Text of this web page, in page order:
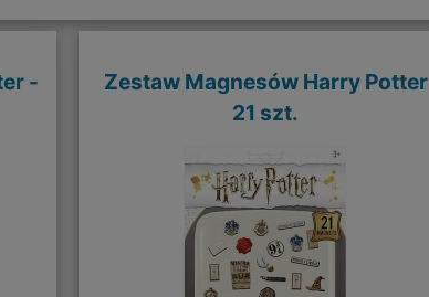
-
Zestaw Magnesów Harry Potter
21 szt.